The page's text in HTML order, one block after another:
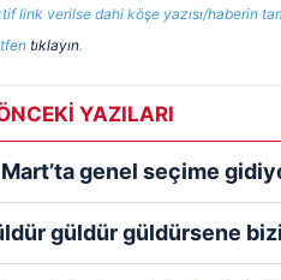
link verilse dahi köşe yazısı/haberin
tıklayın.
YAZILARI
genel seçime
güldür güldürsene bizi